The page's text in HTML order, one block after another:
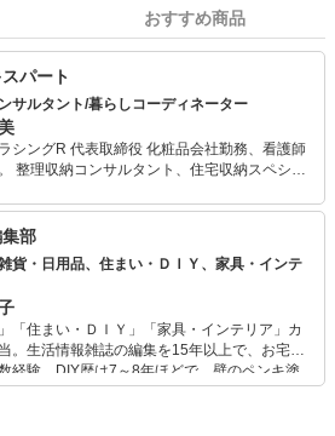
おすすめ商品
パート
サルタント/暮らしコーディネーター
シングR 代表取締役 化粧品会社勤務、看護師
整理収納コンサルタント、住宅収納スペシャ
6冊、掲載誌は130冊を超える。 専門家とし
プラス」「ZIP!」「ラヴィット！」などメデ
数。 SNS総フォロワー19万人のインフルエン
らしを提案、執筆、講演、SNSコンサル業
経営など幅広く活動している。
部
貨・日用品、住まい・ＤＩＹ、家具・インテ
」「住まい・ＤＩＹ」「家具・インテリア」カ
。生活情報雑誌の編集を15年以上で、お宅訪
経験。DIY歴は7～8年ほどで、壁のペンキ塗
ンジなどもチャレンジ済み。初心者でもモノ